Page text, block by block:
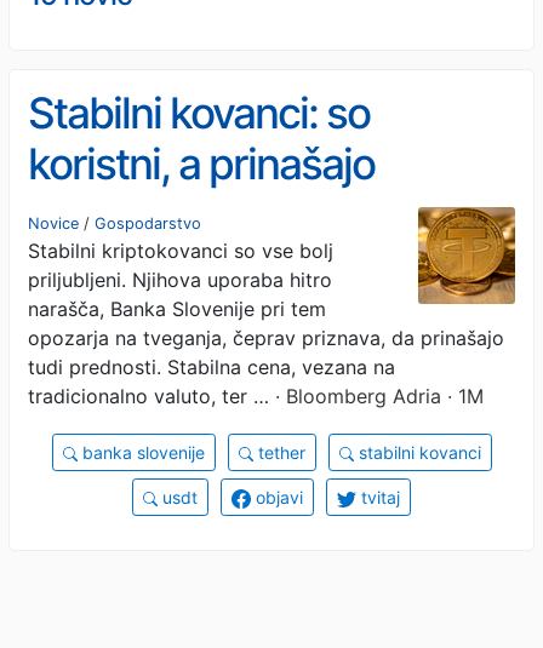
Stabilni kovanci: so
koristni, a prinašajo
tveganja. Kaj lahko gre
narobe?
Novice / Gospodarstvo
Stabilni kriptokovanci so vse bolj
priljubljeni. Njihova uporaba hitro
narašča, Banka Slovenije pri tem
opozarja na tveganja, čeprav priznava, da prinašajo
tudi prednosti. Stabilna cena, vezana na
tradicionalno valuto, ter … · Bloomberg Adria · 1M
banka slovenije tether stabilni kovanci
usdt objavi tvitaj